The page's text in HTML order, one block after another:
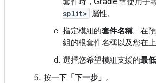
套件時，Gradle 會使用子
split> 屬性。
指定模組的套件名稱。在
組的根套件名稱以及您在
選擇您希望模組支援的最
按一下 「下一步」 。